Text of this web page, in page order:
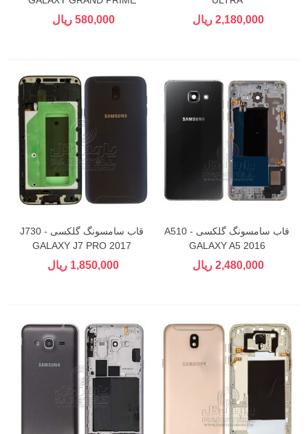
2,180,000 ریال 580,000 ریال
قاب سامسونگ گلکسی A510 -
GALAXY A5 2016
2,480,000 ریال
قاب سامسونگ گلکسی J730 -
GALAXY J7 PRO 2017
1,850,000 ریال